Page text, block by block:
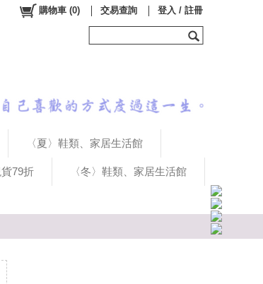
〈夏〉鞋類、家居生活館
79折 〈冬〉鞋類、家居生活館
購物車 (0) 交易查詢 登入 / 註冊